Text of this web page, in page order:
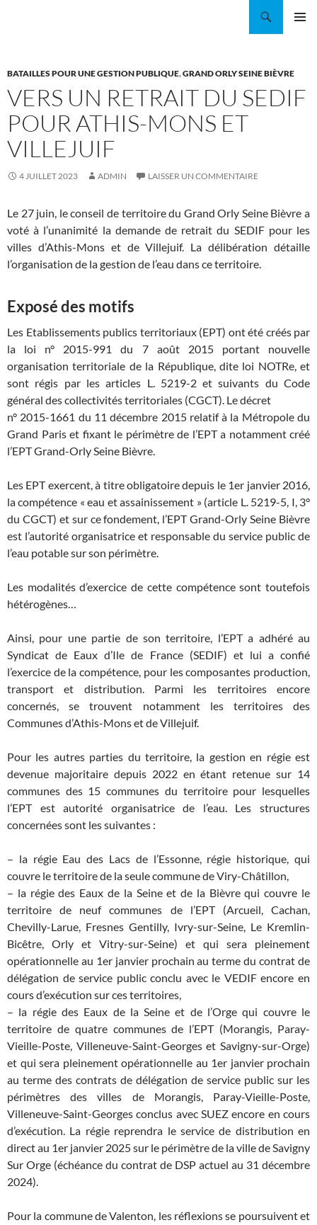
BATAILLES POUR UNE GESTION PUBLIQUE,GRAND ORLY SEINE BIÈVRE
VERS UN RETRAIT DU SEDIF
POUR ATHIS-MONS ET
VILLEJUIF
4 JUILLET 2023 ADMIN LAISSER UN COMMENTAIRE
Le 27 juin, le conseil de territoire du Grand Orly Seine Bièvre a
voté à l’unanimité la demande de retrait du SEDIF pour les
villes d’Athis-Mons et de Villejuif. La délibération détaille
l’organisation de la gestion de l’eau dans ce territoire.
Exposé des motifs
Les Etablissements publics territoriaux (EPT) ont été créés par
la loi n° 2015-991 du 7 août 2015 portant nouvelle
organisation territoriale de la République, dite loi NOTRe, et
sont régis par les articles L. 5219-2 et suivants du Code
général des collectivités territoriales (CGCT). Le décret
n° 2015-1661 du 11 décembre 2015 relatif à la Métropole du
Grand Paris et fixant le périmètre de l’EPT a notamment créé
l’EPT Grand-Orly Seine Bièvre.
Les EPT exercent, à titre obligatoire depuis le 1er janvier 2016,
la compétence « eau et assainissement » (article L. 5219-5, I, 3°
du CGCT) et sur ce fondement, l’EPT Grand-Orly Seine Bièvre
est l’autorité organisatrice et responsable du service public de
l’eau potable sur son périmètre.
Les modalités d’exercice de cette compétence sont toutefois
hétérogènes…
Ainsi, pour une partie de son territoire, l’EPT a adhéré au
Syndicat de Eaux d’Ile de France (SEDIF) et lui a confié
l’exercice de la compétence, pour les composantes production,
transport et distribution. Parmi les territoires encore
concernés, se trouvent notamment les territoires des
Communes d’Athis-Mons et de Villejuif.
Pour les autres parties du territoire, la gestion en régie est
devenue majoritaire depuis 2022 en étant retenue sur 14
communes des 15 communes du territoire pour lesquelles
l’EPT est autorité organisatrice de l’eau. Les structures
concernées sont les suivantes :
– la régie Eau des Lacs de l’Essonne, régie historique, qui
couvre le territoire de la seule commune de Viry-Châtillon,
– la régie des Eaux de la Seine et de la Bièvre qui couvre le
territoire de neuf communes de l’EPT (Arcueil, Cachan,
Chevilly-Larue, Fresnes Gentilly, Ivry-sur-Seine, Le Kremlin-
Bicêtre, Orly et Vitry-sur-Seine) et qui sera pleinement
opérationnelle au 1er janvier prochain au terme du contrat de
délégation de service public conclu avec le VEDIF encore en
cours d’exécution sur ces territoires,
– la régie des Eaux de la Seine et de l’Orge qui couvre le
territoire de quatre communes de l’EPT (Morangis, Paray-
Vieille-Poste, Villeneuve-Saint-Georges et Savigny-sur-Orge)
et qui sera pleinement opérationnelle au 1er janvier prochain
au terme des contrats de délégation de service public sur les
périmètres des villes de Morangis, Paray-Vieille-Poste,
Villeneuve-Saint-Georges conclus avec SUEZ encore en cours
d’exécution. La régie reprendra le service de distribution en
direct au 1er janvier 2025 sur le périmètre de la ville de Savigny
Sur Orge (échéance du contrat de DSP actuel au 31 décembre
2024).
Pour la commune de Valenton, les réflexions se poursuivent et